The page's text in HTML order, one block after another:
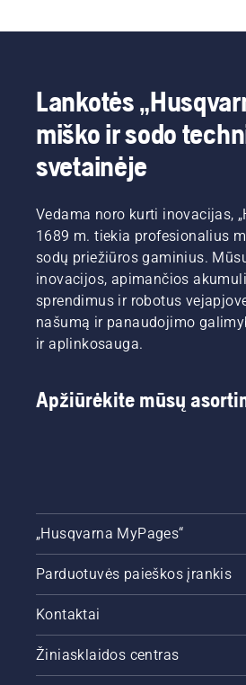
Lankotės
miško ir sodo
svetainėje
Vedama noro kurti inovacijas,
1689 m. tiekia profesionalius
sodų priežiūros gaminius.
inovacijos, apimančios
sprendimus ir robotus
našumą ir panaudojimo
ir aplinkosauga.
Apžiūrėkite mūsų
„Husqvarna MyPages“
Parduotuvės paieškos įrankis
Kontaktai
Žiniasklaidos centras